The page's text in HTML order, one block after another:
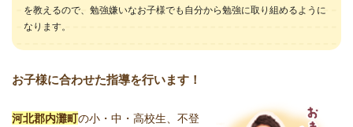
を教えるので、勉強嫌いなお子様でも自分から勉強に取り組めるように
なります。
お子様に合わせた指導を行います！
河北郡内灘町の小・中・高校生、不登